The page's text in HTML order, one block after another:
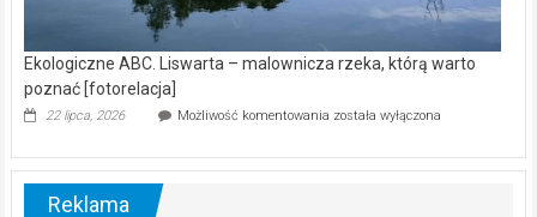
Ekologiczne ABC. Liswarta – malownicza rzeka, którą warto
poznać [fotorelacja]
22 lipca, 2026 Możliwość komentowania Ekologiczne
–
została wyłączona
Reklama